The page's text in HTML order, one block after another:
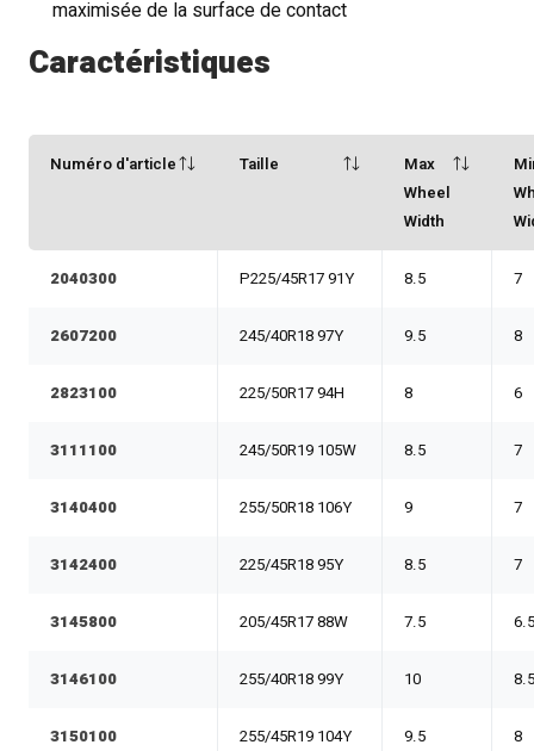
maximisée de la surface de contact
Caractéristiques
Numéro d'article Taille
Max
Wheel
Width
2040300 P225/45R17 91Y 8.5 7
2607200 245/40R18 97Y 9.5 8
2823100 225/50R17 94H 8 6
3111100 245/50R19 105W 8.5 7
3140400 255/50R18 106Y 9 7
3142400 225/45R18 95Y 8.5 7
3145800 205/45R17 88W 7.5
3146100 255/40R18 99Y 10
3150100 255/45R19 104Y 9.5 8